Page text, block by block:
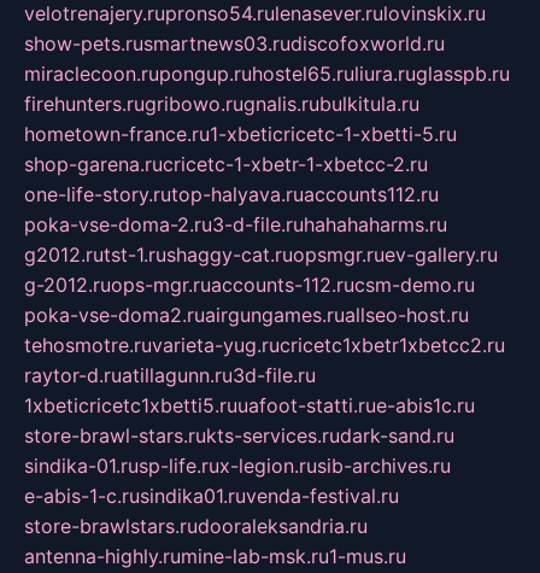
velotrenajery.rupronso54.rulenasever.rulovinskix.ru
show-pets.rusmartnews03.rudiscofoxworld.ru
miraclecoon.rupongup.ruhostel65.ruliura.ruglasspb.ru
firehunters.rugribowo.rugnalis.rubulkitula.ru
hometown-france.ru1-xbeticricetc-1-xbetti-5.ru
shop-garena.rucricetc-1-xbetr-1-xbetcc-2.ru
one-life-story.rutop-halyava.ruaccounts112.ru
poka-vse-doma-2.ru3-d-file.ruhahahaharms.ru
g2012.rutst-1.rushaggy-cat.ruopsmgr.ruev-gallery.ru
g-2012.ruops-mgr.ruaccounts-112.rucsm-demo.ru
poka-vse-doma2.ruairgungames.ruallseo-host.ru
tehosmotre.ruvarieta-yug.rucricetc1xbetr1xbetcc2.ru
raytor-d.ruatillagunn.ru3d-file.ru
1xbeticricetc1xbetti5.ruuafoot-statti.rue-abis1c.ru
store-brawl-stars.rukts-services.rudark-sand.ru
sindika-01.rusp-life.rux-legion.rusib-archives.ru
e-abis-1-c.rusindika01.ruvenda-festival.ru
store-brawlstars.rudooraleksandria.ru
antenna-highly.rumine-lab-msk.ru1-mus.ru